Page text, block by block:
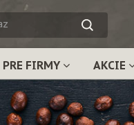
HĽADANÝ
VÝRAZ
PRE FIRMY AKCIE